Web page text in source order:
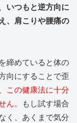
いつもと逆方向に
、肩こりや腰痛の
締めていると体の
向にすることで歪
この健康法に十分
。
もし試す場合
く、あくまで気分